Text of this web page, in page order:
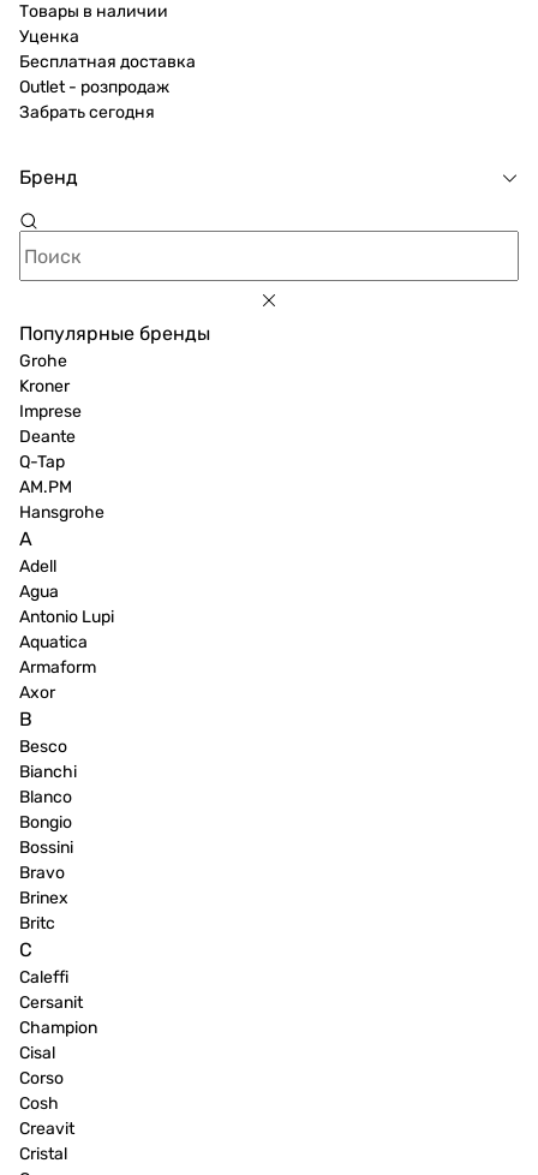
Товары в наличии
Уценка
Бесплатная доставка
Outlet - розпродаж
Забрать сегодня
Бренд
Популярные бренды
Grohe
Kroner
Imprese
Deante
Q-Tap
AM.PM
Hansgrohe
A
Adell
Agua
Antonio Lupi
Aquatica
Armaform
Axor
B
Besco
Bianchi
Blanco
Bongio
Bossini
Bravo
Brinex
Britc
C
Caleffi
Cersanit
Champion
Cisal
Corso
Cosh
Creavit
Cristal